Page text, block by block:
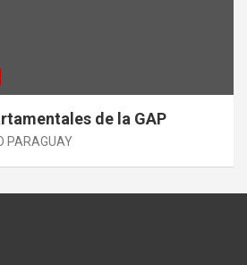
de la GAP
PARAGUAY